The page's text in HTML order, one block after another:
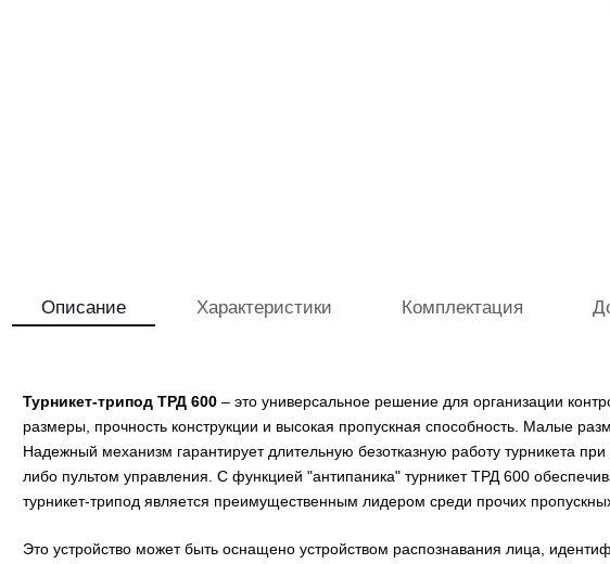
Описание
Турникет-трипод ТРД 600 – это универсальное решение для организации
размеры, прочность конструкции и высокая пропускная способность. Малые
Надежный механизм гарантирует длительную безотказную работу турникета
либо пультом управления. С функцией "антипаника" турникет ТРД 600
турникет-трипод является преимущественным лидером среди прочих
Это устройство может быть оснащено устройством распознавания лица,
Характеристики Комплектация